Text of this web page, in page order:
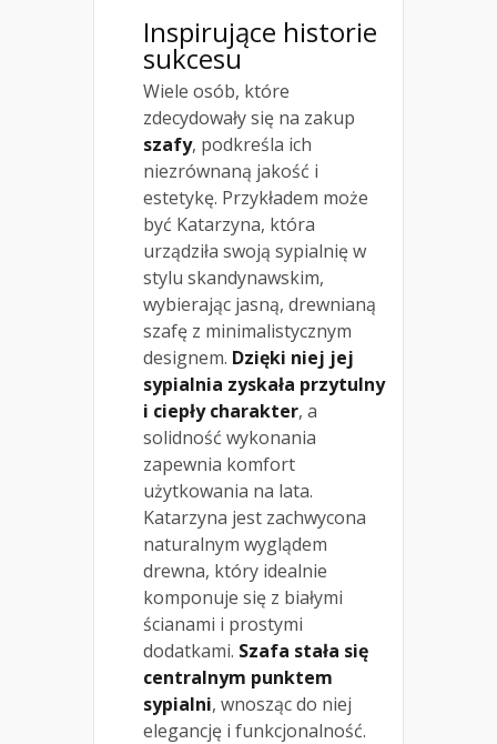
Inspirujące historie
sukcesu
Wiele osób, które
zdecydowały się na zakup
szafy, podkreśla ich
niezrównaną jakość i
estetykę. Przykładem może
być Katarzyna, która
urządziła swoją sypialnię w
stylu skandynawskim,
wybierając jasną, drewnianą
szafę z minimalistycznym
designem. Dzięki niej jej
sypialnia zyskała przytulny
i ciepły charakter, a
solidność wykonania
zapewnia komfort
użytkowania na lata.
Katarzyna jest zachwycona
naturalnym wyglądem
drewna, który idealnie
komponuje się z białymi
ścianami i prostymi
dodatkami. Szafa stała się
centralnym punktem
sypialni, wnosząc do niej
elegancję i funkcjonalność.